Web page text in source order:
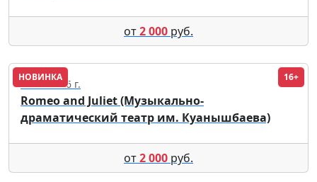
от2 000 руб.
НОВИНКА 16+
17.09.2026 г.
Romeo and Juliet (Музыкально-
драматический театр им. Куанышбаева)
от2 000 руб.